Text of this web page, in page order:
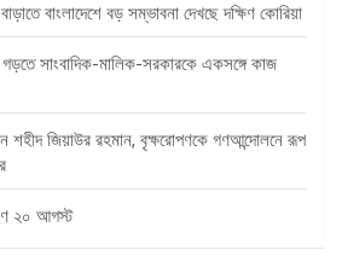
বাংলাদেশে বড় সম্ভাবনা দেখছে দক্ষিণ কোরিয়া
সাংবাদিক-মালিক-সরকারকে একসঙ্গে কাজ
শহীদ জিয়াউর রহমান, বৃক্ষরোপণকে গণআন্দোলনে রূপ
২০ আগস্ট